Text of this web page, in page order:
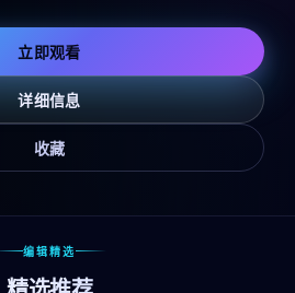
立即观看
详细信息
收藏
编辑精选